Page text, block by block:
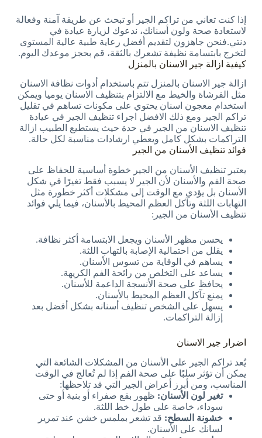
إذا كنت تعاني من تراكم الجير أو تبحث عن طريقة آمنة وفعالة
لاستعادة صحة ولون أسنانك، ندعوك لزيارة عيادة في
دنتي.فنحن جاهزون لتقديم أفضل رعاية طبية عالية المستوى
لتخرج بابتسامة نظيفة تشعرك بالثقة، قم بحجز موعدك اليوم.
كيفية ازالة جير الاسنان بالمنزل
ازالة جير الاسنان بالمنزل تتم باستخدام أدوات نظافة الاسنان
مثل الفرشاة والخيط مع الالتزام بتنظيف الاسنان يوميا ويمكن
استخدام معجون اسنان يحتوي على مكونات تساهم في تقليل
تراكم الجير ومع ذلك الافضل اجراء تنظيف الجير في عيادة
تنظيف الاسنان من الجير في حدة حيث يستطيع الطبيب ازالة
التراكمات بشكل كامل ويعطي ارشادات مناسبة لكل حالة.
فوائد تنظيف الأسنان من الجير
يعتبر تنظيف الأسنان من الجير خطوة أساسية للحفاظ على
صحة الفم والأسنان لأن الجير لا يسبب فقط تغيرًا في شكل
الأسنان بل يؤدي مع الوقت إلى مشكلات أكثر خطورة مثل
التهابات اللثة وتآكل العظم المحيط بالأسنان، فيما يلي فوائد
تنظيف الأسنان من الجير:
يحسن مظهر الأسنان ويجعل الابتسامة أكثر نظافة.
يقلل من احتمالية الإصابة بالتهاب اللثة.
يساهم في الوقاية من تسوس الأسنان.
يساعد على التخلص من رائحة الفم الكريهة.
يحافظ على صحة الأنسجة الداعمة للأسنان.
يمنع تآكل العظم المحيط بالأسنان.
يسهل على الشخص تنظيف أسنانه بشكل أفضل بعد
إزالة التراكمات.
اضرار جير الاسنان
يُعد تراكم الجير على الأسنان من المشكلات الشائعة التي
يمكن أن تؤثر سلبًا على صحة الفم إذا لم تُعالج في الوقت
المناسب، ومن أبرز أعراض الجير التي قد تلاحظها:
تغير لون الأسنان: ظهور بقع صفراء أو بنية أو حتى
سوداء، خاصة على طول خط اللثة.
خشونة السطح: قد تشعر بملمس خشن عند تمرير
لسانك على الأسنان.